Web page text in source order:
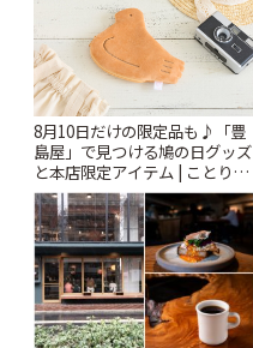
8月10日だけの限定品も♪「豊
島屋」で見つける鳩の日グッズ
と本店限定アイテム | ことりっ
ぷ